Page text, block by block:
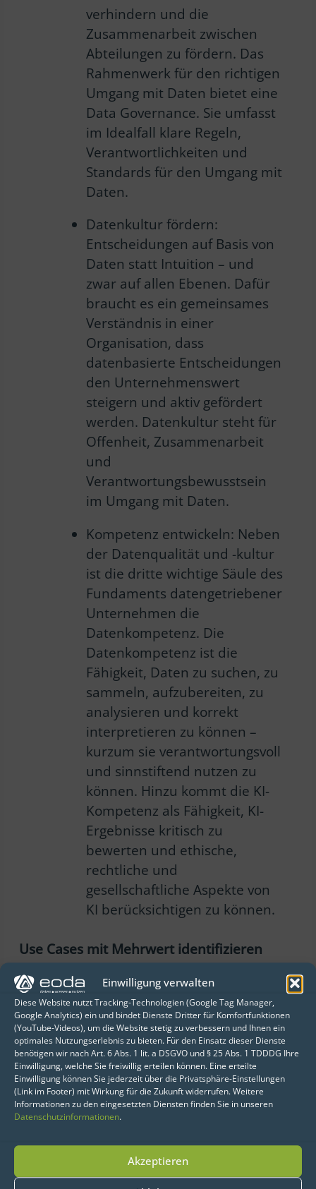
Einwilligung verwalten
Diese Website nutzt Tracking-Technologien (Google Tag Manager,
Google Analytics) ein und bindet Dienste Dritter für Komfortfunktionen
(YouTube-Videos), um die Website stetig zu verbessern und Ihnen ein
optimales Nutzungserlebnis zu bieten. Für den Einsatz dieser Dienste
benötigen wir nach Art. 6 Abs. 1 lit. a DSGVO und § 25 Abs. 1 TDDDG Ihre
Einwilligung, welche Sie freiwillig erteilen können. Eine erteilte
Einwilligung können Sie jederzeit über die Privatsphäre-Einstellungen
(Link im Footer) mit Wirkung für die Zukunft widerrufen. Weitere
Informationen zu den eingesetzten Diensten finden Sie in unseren
Datenschutzinformationen.
Akzeptieren
verhindern und die
Zusammenarbeit zwischen
Abteilungen zu fördern. Das
Rahmenwerk für den richtigen
Umgang mit Daten bietet eine
Data Governance. Sie umfasst
im Idealfall klare Regeln,
Verantwortlichkeiten und
Standards für den Umgang mit
Daten.
Datenkultur fördern:
Entscheidungen auf Basis von
Daten statt Intuition – und
zwar auf allen Ebenen. Dafür
braucht es ein gemeinsames
Verständnis in einer
Organisation, dass
datenbasierte Entscheidungen
den Unternehmenswert
steigern und aktiv gefördert
werden. Datenkultur steht für
Offenheit, Zusammenarbeit
und
Verantwortungsbewusstsein
im Umgang mit Daten.
Kompetenz entwickeln: Neben
der Datenqualität und -kultur
ist die dritte wichtige Säule des
Fundaments datengetriebener
Unternehmen die
Datenkompetenz. Die
Datenkompetenz ist die
Fähigkeit, Daten zu suchen, zu
sammeln, aufzubereiten, zu
analysieren und korrekt
interpretieren zu können –
kurzum sie verantwortungsvoll
und sinnstiftend nutzen zu
können. Hinzu kommt die KI-
Kompetenz als Fähigkeit, KI-
Ergebnisse kritisch zu
bewerten und ethische,
rechtliche und
gesellschaftliche Aspekte von
KI berücksichtigen zu können.
Use Cases mit Mehrwert identifizieren
Welcher Prozess hat ein hohes
Automatisierungspotenzial? Welche
Information verbessert unsere
Entscheidungen? Welcher Zusatzservice
steigert die Customer Journey? Fragen wie
diese können helfen, die Anwendungsfälle
für KI und Co. zu identifizieren, die wirklich
sinnvoll beantworten zu können, lohnt es
sich Prozesse in Teilaufgaben zu zerlegen